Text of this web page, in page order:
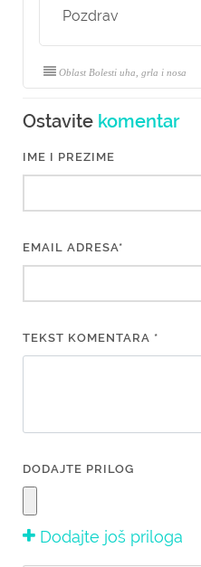
Pozdrav
Oblast Bolesti uha, grla i nosa
Ostavite komentar
IME I PREZIME
EMAIL ADRESA*
TEKST KOMENTARA *
DODAJTE PRILOG
Dodajte još priloga